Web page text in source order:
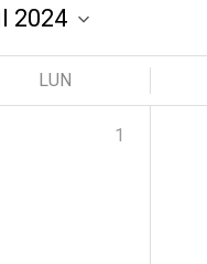
LUN
1